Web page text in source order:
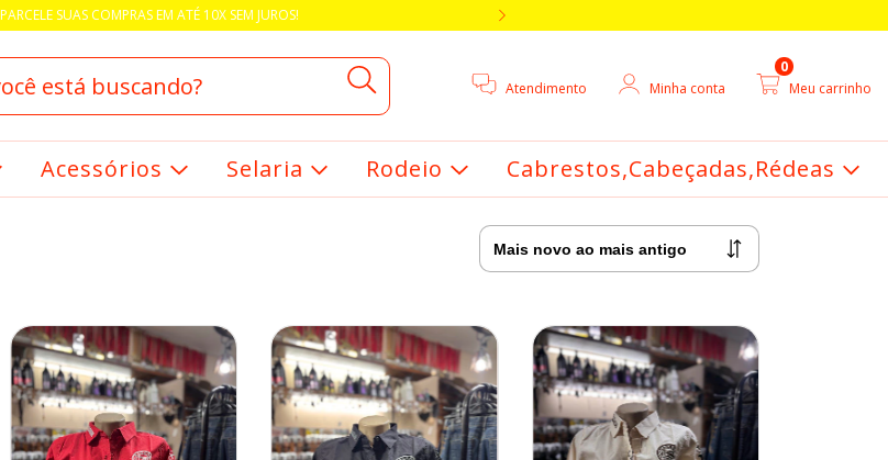
PARCELE SUAS COMPRAS EM ATÉ 10X SEM JUROS!
Atendimento Minha conta Meu carrinho
0
Acessórios Selaria Rodeio Cabrestos,Cabeçadas,Rédeas